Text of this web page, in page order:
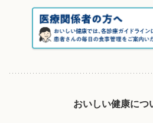
おいしい健康につ